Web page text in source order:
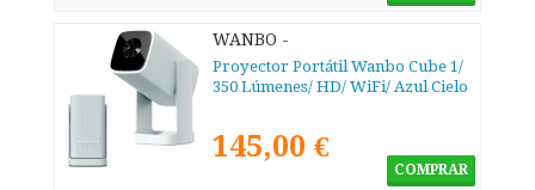
WANBO -
Proyector Portátil Wanbo Cube 1/
350 Lúmenes/ HD/ WiFi/ Azul Cielo
145,00 €
COMPRAR